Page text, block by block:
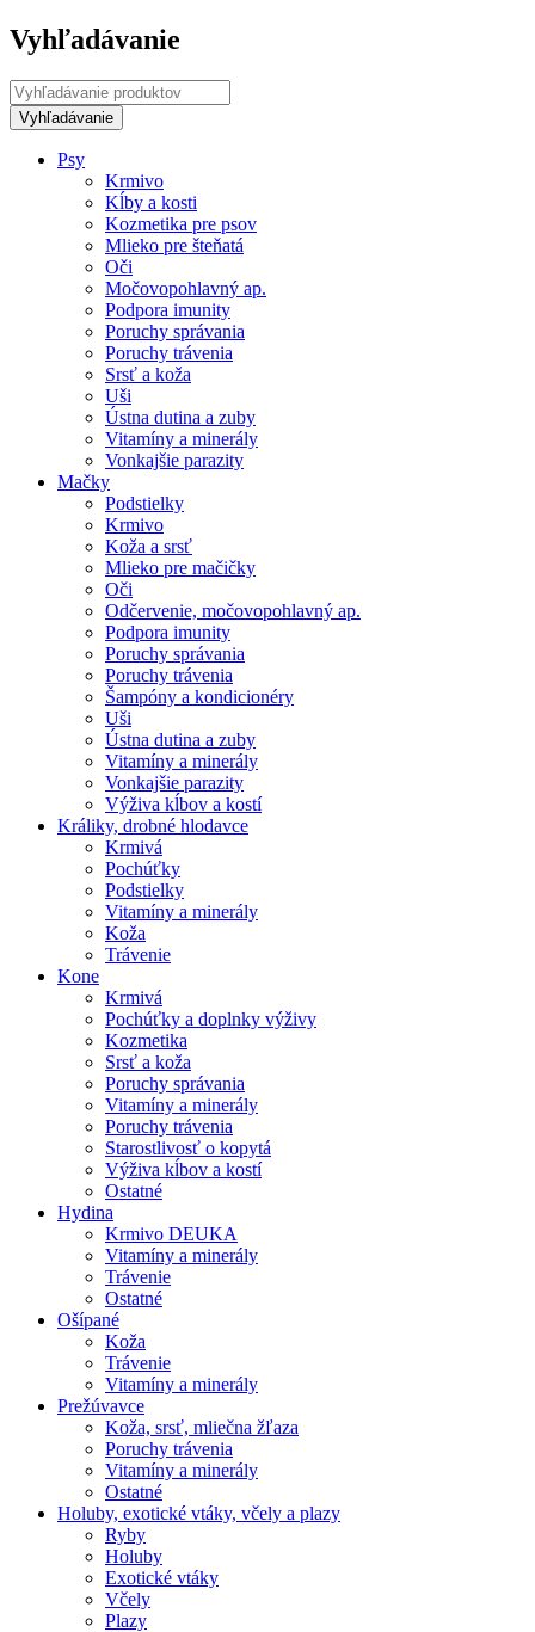
Vyhľadávanie
Psy
Krmivo
Kĺby a kosti
Kozmetika pre psov
Mlieko pre šteňatá
Oči
Močovopohlavný ap.
Podpora imunity
Poruchy správania
Poruchy trávenia
Srsť a koža
Uši
Ústna dutina a zuby
Vitamíny a minerály
Vonkajšie parazity
Mačky
Podstielky
Krmivo
Koža a srsť
Mlieko pre mačičky
Oči
Odčervenie, močovopohlavný ap.
Podpora imunity
Poruchy správania
Poruchy trávenia
Šampóny a kondicionéry
Uši
Ústna dutina a zuby
Vitamíny a minerály
Vonkajšie parazity
Výživa kĺbov a kostí
Králiky, drobné hlodavce
Krmivá
Pochúťky
Podstielky
Vitamíny a minerály
Koža
Trávenie
Kone
Krmivá
Pochúťky a doplnky výživy
Kozmetika
Srsť a koža
Poruchy správania
Vitamíny a minerály
Poruchy trávenia
Starostlivosť o kopytá
Výživa kĺbov a kostí
Ostatné
Hydina
Krmivo DEUKA
Vitamíny a minerály
Trávenie
Ostatné
Ošípané
Koža
Trávenie
Vitamíny a minerály
Prežúvavce
Koža, srsť, mliečna žľaza
Poruchy trávenia
Vitamíny a minerály
Ostatné
Holuby, exotické vtáky, včely a plazy
Ryby
Holuby
Exotické vtáky
Včely
Plazy